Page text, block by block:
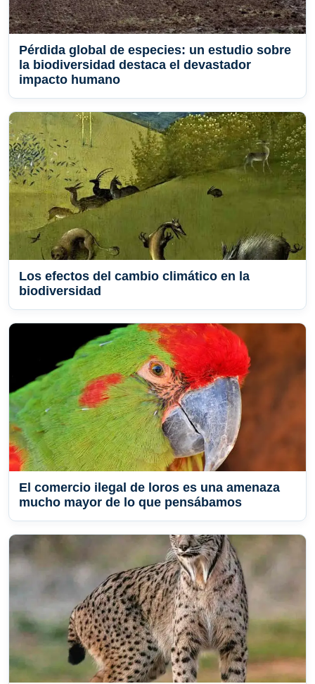
Pérdida global de especies: un estudio sobre
la biodiversidad destaca el devastador
impacto humano
Los efectos del cambio climático en la
biodiversidad
El comercio ilegal de loros es una amenaza
mucho mayor de lo que pensábamos